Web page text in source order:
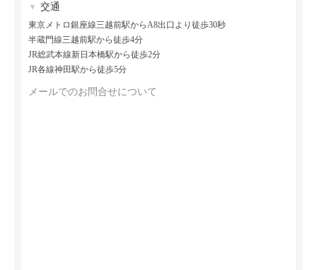
▼ 交通
東京メトロ銀座線三越前駅からA8出口より徒歩30秒
半蔵門線三越前駅から徒歩4分
JR総武本線新日本橋駅から徒歩2分
JR各線神田駅から徒歩5分
メールでのお問合せについて